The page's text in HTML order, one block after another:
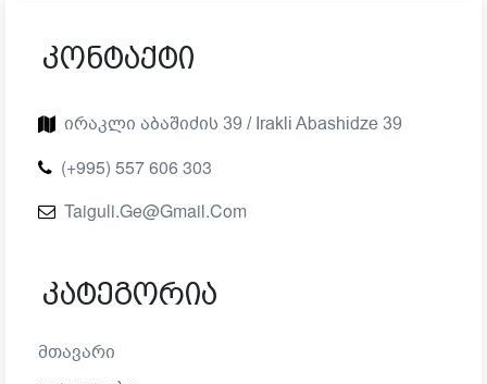
Კონტაქტი
Ირაკლი Აბაშიძის 39 / Irakli Abashidze 39
(+995) 557 606 303
Taiguli.ge@gmail.com
Კატეგორია
Მთავარი